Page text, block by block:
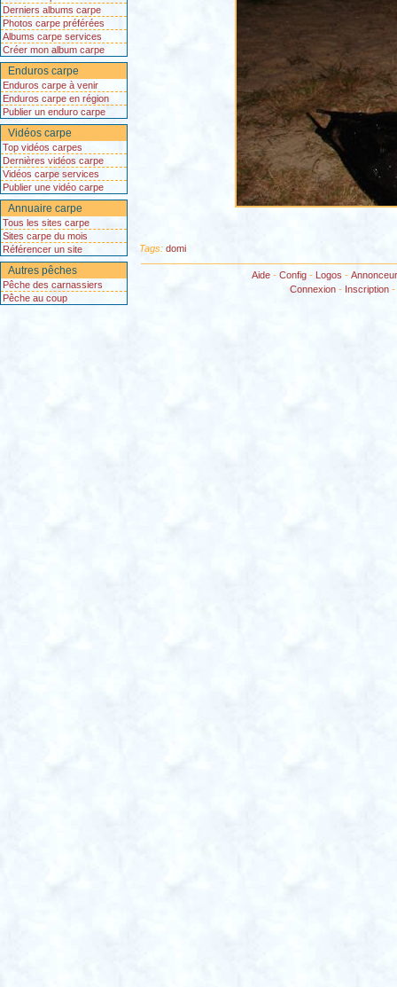
Derniers albums carpe
Photos carpe préférées
Albums carpe services
Créer mon album carpe
Enduros carpe
Enduros carpe à venir
Enduros carpe en région
Publier un enduro carpe
Vidéos carpe
Top vidéos carpes
Dernières vidéos carpe
Vidéos carpe services
Publier une vidéo carpe
Annuaire carpe
Tous les sites carpe
Sites carpe du mois
Référencer un site
Autres pêches
Pêche des carnassiers
Pêche au coup
Tags: domi
Aide- Config- Logos -
Connexion - Inscription -